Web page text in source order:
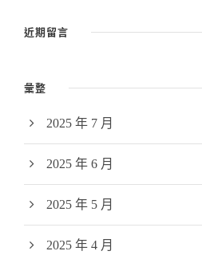
近期留言
彙整
2025 年 7 月
2025 年 6 月
2025 年 5 月
2025 年 4 月